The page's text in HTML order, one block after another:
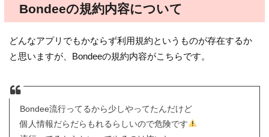
Bondeeの規約内容について
どんなアプリでもかならず利用規約というものが存在するか
と思いますが、Bondeeの規約内容がこちらです。
Bondee流行ってるから少しやってたんだけど
個人情報だらだらもれるらしいので危険です